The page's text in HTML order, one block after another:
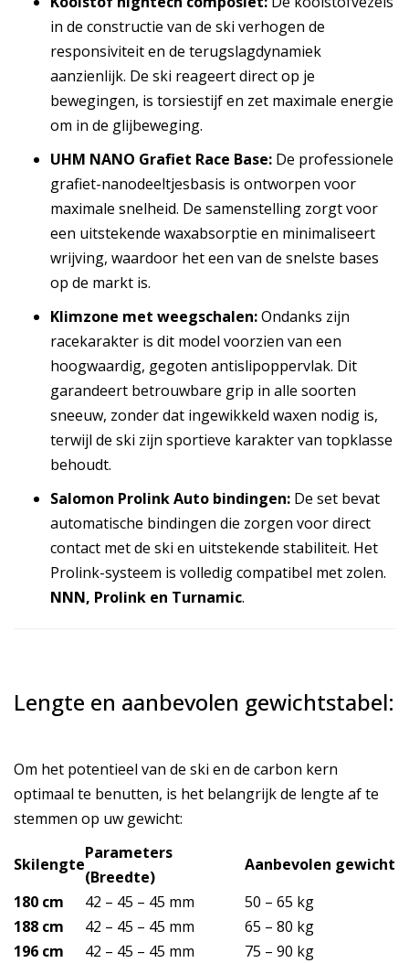
in de constructie van de ski verhogen de
responsiviteit en de terugslagdynamiek
aanzienlijk. De ski reageert direct op je
bewegingen, is torsiestijf en zet maximale energie
om in de glijbeweging.
UHM NANO Grafiet Race Base: De professionele
grafiet-nanodeeltjesbasis is ontworpen voor
maximale snelheid. De samenstelling zorgt voor
een uitstekende waxabsorptie en minimaliseert
wrijving, waardoor het een van de snelste bases
op de markt is.
Klimzone met weegschalen:Ondanks zijn
racekarakter is dit model voorzien van een
hoogwaardig, gegoten antislipoppervlak. Dit
garandeert betrouwbare grip in alle soorten
sneeuw, zonder dat ingewikkeld waxen nodig is,
terwijl de ski zijn sportieve karakter van topklasse
behoudt.
Salomon Prolink Auto bindingen: De set bevat
automatische bindingen die zorgen voor direct
contact met de ski en uitstekende stabiliteit. Het
Prolink-systeem is volledig compatibel met zolen.
NNN, Prolink en Turnamic.
Lengte en aanbevolen gewichtstabel:
Om het potentieel van de ski en de carbon kern
optimaal te benutten, is het belangrijk de lengte af te
stemmen op uw gewicht:
Skilengte
Parameters
(Breedte)
Aanbevolen gewicht
180 cm
42 – 45 – 45 mm
50 – 65 kg
188 cm
42 – 45 – 45 mm
65 – 80 kg
196 cm
42 – 45 – 45 mm
75 – 90 kg